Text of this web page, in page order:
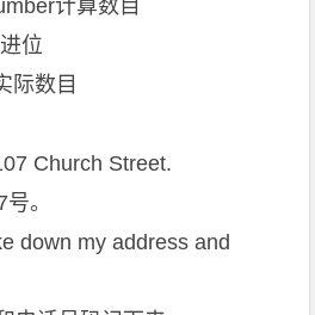
计算数目
位
际数目
Church Street.
。
down my address and